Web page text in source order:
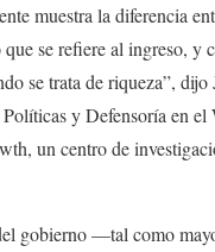
muestra la diferencia
se refiere al ingreso, y
se trata de riqueza”, dijo
y Defensoría en el
un centro de
gobierno —tal como